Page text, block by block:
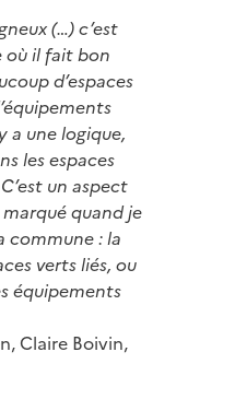
(…) c’est
où il fait bon
d’espaces
a une logique,
les espaces
un aspect
quand je
commune : la
verts liés, ou
équipements
Claire Boivin,